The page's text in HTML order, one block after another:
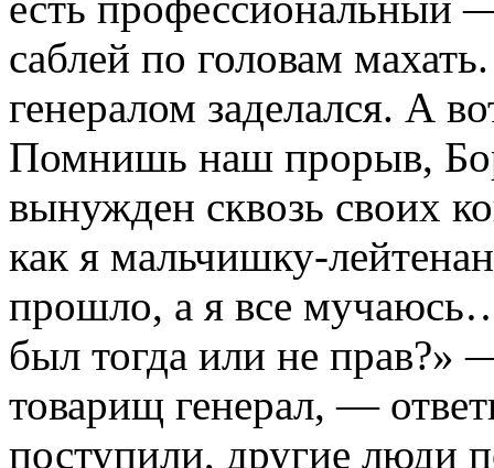
саблей по головам
генералом заделался. А
Помнишь наш прорыв,
вынужден сквозь своих
как я мальчишку-
прошло, а я все
был тогда или не
товарищ генерал, —
поступили, другие люди